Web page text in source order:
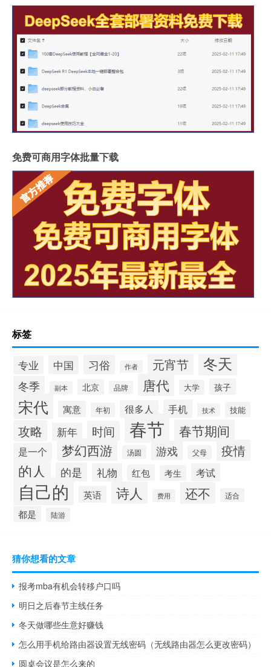
免费可商用字体批量下载
标签
专业 中国 习俗 作者 元宵节 冬天
冬季 副本 北京 品牌 唐代 大学 孩子
宋代 寓意 年初 很多人 手机 技术 技能
攻略 新年 时间 春节 春节期间
是一个 梦幻西游 汤圆 游戏 父母 疫情
的人 的是 礼物 红包 考生 考试
自己的 英语 诗人 费用 还不 适合
都是 陆游
猜你想看的文章
报考mba有机会转移户口吗
明日之后春节主线任务
冬天做哪些生意好赚钱
怎么用手机给路由器设置无线密码（无线路由器怎么更改密码）
圆桌会议是怎么来的